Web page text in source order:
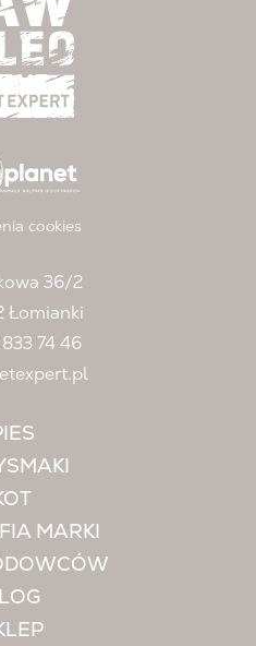
cookies
36/2
Łomianki
74 46
MARKI